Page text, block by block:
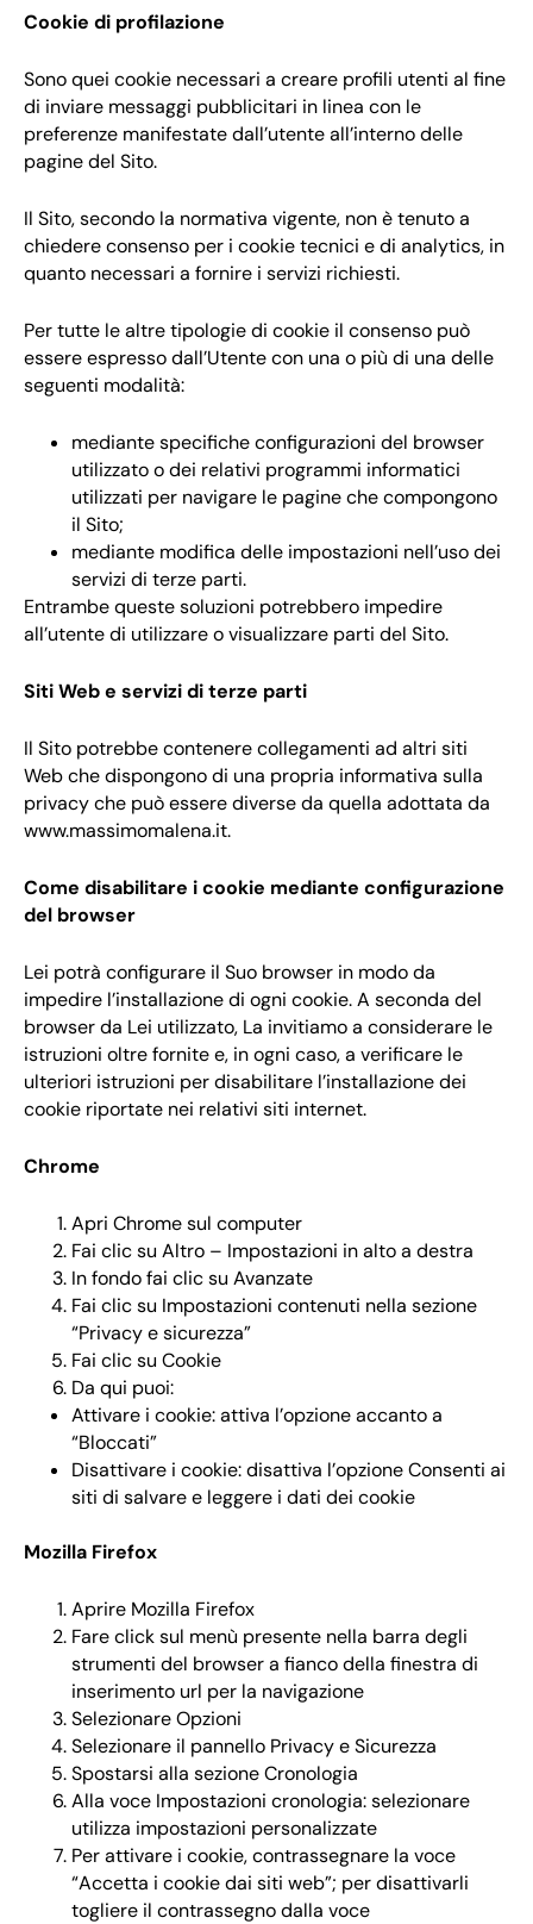
Cookie di profilazione
Sono quei cookie necessari a creare profili utenti al fine
di inviare messaggi pubblicitari in linea con le
preferenze manifestate dall’utente all’interno delle
pagine del Sito.
Il Sito, secondo la normativa vigente, non è tenuto a
chiedere consenso per i cookie tecnici e di analytics, in
quanto necessari a fornire i servizi richiesti.
Per tutte le altre tipologie di cookie il consenso può
essere espresso dall’Utente con una o più di una delle
seguenti modalità:
mediante specifiche configurazioni del browser
utilizzato o dei relativi programmi informatici
utilizzati per navigare le pagine che compongono
il Sito;
mediante modifica delle impostazioni nell’uso dei
servizi di terze parti.
Entrambe queste soluzioni potrebbero impedire
all’utente di utilizzare o visualizzare parti del Sito.
Siti Web e servizi di terze parti
Il Sito potrebbe contenere collegamenti ad altri siti
Web che dispongono di una propria informativa sulla
privacy che può essere diverse da quella adottata da
www.massimomalena.it.
Come disabilitare i cookie mediante configurazione
del browser
Lei potrà configurare il Suo browser in modo da
impedire l’installazione di ogni cookie. A seconda del
browser da Lei utilizzato, La invitiamo a considerare le
istruzioni oltre fornite e, in ogni caso, a verificare le
ulteriori istruzioni per disabilitare l’installazione dei
cookie riportate nei relativi siti internet.
Chrome
Apri Chrome sul computer
Fai clic su Altro – Impostazioni in alto a destra
In fondo fai clic su Avanzate
Fai clic su Impostazioni contenuti nella sezione
“Privacy e sicurezza”
Fai clic su Cookie
Da qui puoi:
Attivare i cookie: attiva l’opzione accanto a
“Bloccati”
Disattivare i cookie: disattiva l’opzione Consenti ai
siti di salvare e leggere i dati dei cookie
Mozilla Firefox
Aprire Mozilla Firefox
Fare click sul menù presente nella barra degli
strumenti del browser a fianco della finestra di
inserimento url per la navigazione
Selezionare Opzioni
Selezionare il pannello Privacy e Sicurezza
Spostarsi alla sezione Cronologia
Alla voce Impostazioni cronologia: selezionare
utilizza impostazioni personalizzate
Per attivare i cookie, contrassegnare la voce
“Accetta i cookie dai siti web”; per disattivarli
togliere il contrassegno dalla voce